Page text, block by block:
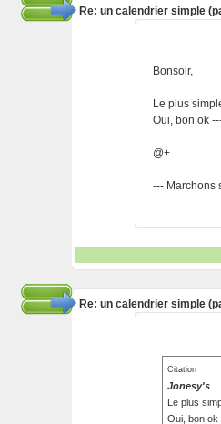
Re: un calendrier simple
Bonsoir,
Le plus
Oui, bon ok
@+
--- Marchons
Re: un calendrier simple
Citation
Jonesy's
Le plus
Oui, bon ok